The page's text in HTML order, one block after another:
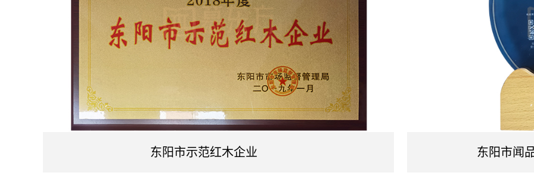
东阳市示范红木企业 东阳市闻